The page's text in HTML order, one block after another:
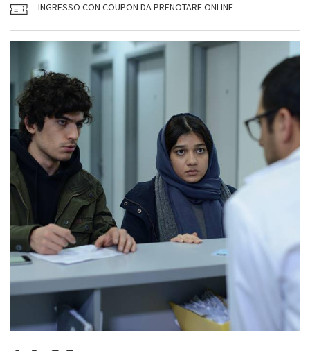
INGRESSO CON COUPON DA PRENOTARE ONLINE